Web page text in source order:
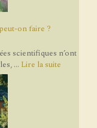
on faire ?
scientifiques n’ont
... Lire la suite